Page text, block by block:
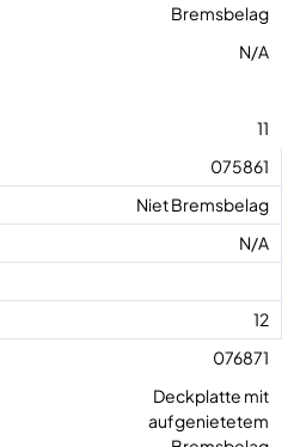
Bremsbelag
N/A
11
075861
Niet Bremsbelag
N/A
12
076871
Deckplatte mit
aufgenietetem